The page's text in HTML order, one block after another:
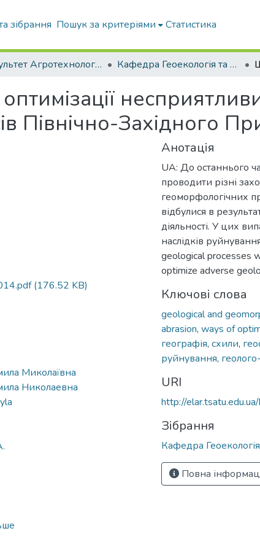
зібрання Пошук за критеріями Статистика
Факультет Агротехнологій та екології Кафедра Геоекологія та землеустрій
Північно-Західного
(176.52 KB)
Миколаївна
Николаевна
Анотація
UA: До останнього
проводити різні
геоморфологічних
відбулися в
діяльності. У цих
наслідків
geological processes
optimize adverse
Ключові слова
geological and
abrasion, ways of
географія, схили,
руйнування,
URI
http://
Зібрання
Кафедра
Повна